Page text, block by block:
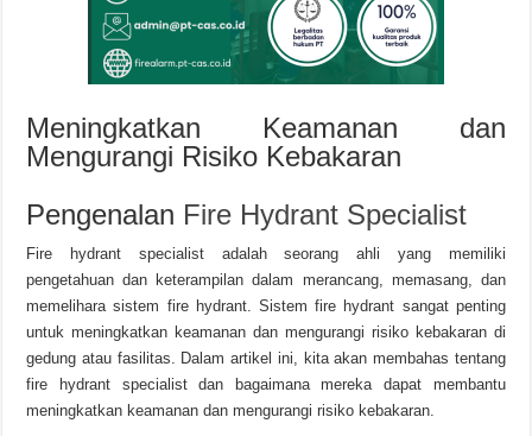
Meningkatkan Keamanan dan
Mengurangi Risiko Kebakaran
Pengenalan Fire Hydrant Specialist
Fire hydrant specialist adalah seorang ahli yang memiliki
pengetahuan dan keterampilan dalam merancang, memasang, dan
memelihara sistem fire hydrant. Sistem fire hydrant sangat penting
untuk meningkatkan keamanan dan mengurangi risiko kebakaran di
gedung atau fasilitas. Dalam artikel ini, kita akan membahas tentang
fire hydrant specialist dan bagaimana mereka dapat membantu
meningkatkan keamanan dan mengurangi risiko kebakaran.